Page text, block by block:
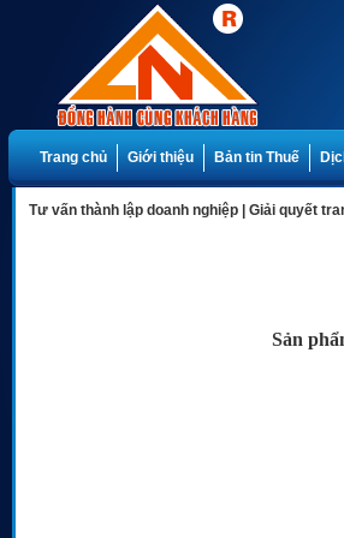
Trang chủ Giới thiệu Bản tin Thuế
Tư vấn thành lập doanh nghiệp Giải quyết
Sản